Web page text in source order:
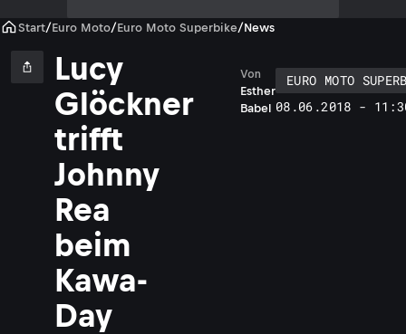
Start/Euro Moto/Euro Moto Superbike/News
Lucy
Glöckner
trifft
Johnny
Rea
beim
Kawa-
Day
Esther
Babel
Von
EURO MOTO
08.06.2018 -